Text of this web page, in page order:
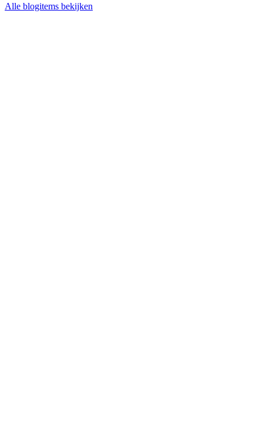
Alle blogitems bekijken